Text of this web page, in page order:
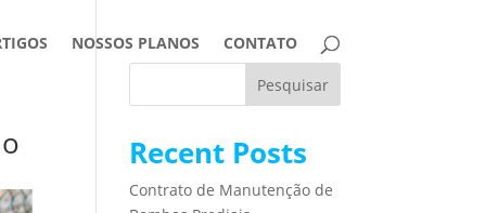
NOSSOS PLANOS CONTATO
Pesquisar
Recent Posts
Contrato de Manutenção de